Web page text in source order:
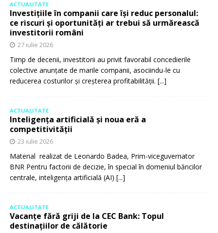
ACTUALITATE
Investițiile în companii care își reduc personalul:
ce riscuri și oportunități ar trebui să urmărească
investitorii români
27 iulie 2026
Timp de decenii, investitorii au privit favorabil concedierile
colective anunțate de marile companii, asociindu-le cu
reducerea costurilor și creșterea profitabilității. [...]
ACTUALITATE
Inteligența artificială și noua eră a
competitivității
23 iulie 2026
Material realizat de Leonardo Badea, Prim-viceguvernator
BNR Pentru factorii de decizie, în special în domeniul băncilor
centrale, inteligența artificială (AI) [...]
ACTUALITATE
Vacanțe fără griji de la CEC Bank: Topul
destinațiilor de călătorie